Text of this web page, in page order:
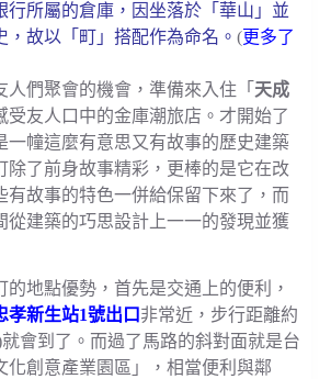
行所屬的倉庫，因坐落於「華山」並
，故以「町」搭配作為命名。 (更多了
人們聚會的機會，準備來入住「 天成
受友人口中的金庫潮旅店。才開始了
一幢這麼有意思又有故事的歷史建築
除了前身故事精彩，更棒的是它在改
有故事的特色一併給保留下來了，而
從建築的巧思設計上一一的發現並獲
的地點優勢，首先是交通上的便利，
孝新生站1號出口 非常近，步行距離約
會到了。而過了馬路的斜對面就是台
化創意產業園區」，相當便利與鄰